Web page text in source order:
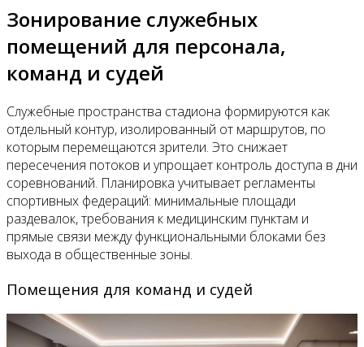
Зонирование служебных
помещений для персонала,
команд и судей
Служебные пространства стадиона формируются как
отдельный контур, изолированный от маршрутов, по
которым перемещаются зрители. Это снижает
пересечения потоков и упрощает контроль доступа в дни
соревнований. Планировка учитывает регламенты
спортивных федераций: минимальные площади
раздевалок, требования к медицинским пунктам и
прямые связи между функциональными блоками без
выхода в общественные зоны.
Помещения для команд и судей